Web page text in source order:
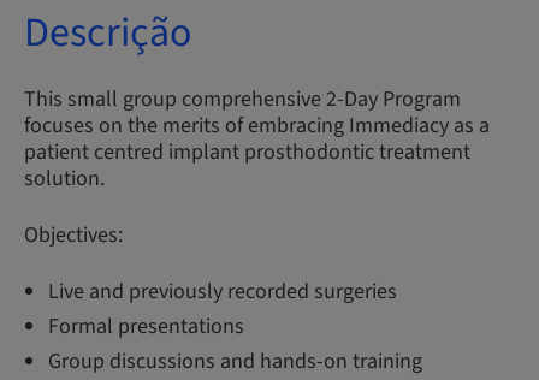
Descrição
This small group comprehensive 2-Day Program
focuses on the merits of embracing Immediacy as a
patient centred implant prosthodontic treatment
solution.
Objectives:
Live and previously recorded surgeries
Formal presentations
Group discussions and hands-on training